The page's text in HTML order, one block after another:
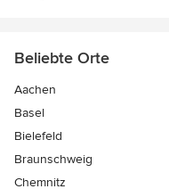
Beliebte Orte
Aachen
Basel
Bielefeld
Braunschweig
Chemnitz